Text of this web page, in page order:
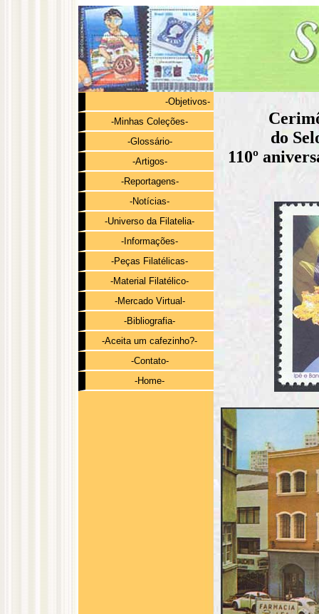
-Objetivos-
-Minhas Coleções-
-Glossário-
-Artigos-
-Reportagens-
-Notícias-
-Universo da Filatelia-
-Informações-
-Peças Filatélicas-
-Material Filatélico-
-Mercado Virtual-
-Bibliografia-
-Aceita um cafezinho?-
-Contato-
-Home-
do
110º